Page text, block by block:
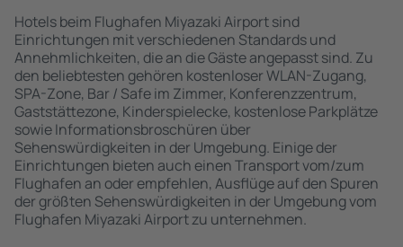
Hotels beim Flughafen Miyazaki Airport sind
Einrichtungen mit verschiedenen Standards und
Annehmlichkeiten, die an die Gäste angepasst sind. Zu
den beliebtesten gehören kostenloser WLAN-Zugang,
SPA-Zone, Bar / Safe im Zimmer, Konferenzzentrum,
Gaststättezone, Kinderspielecke, kostenlose Parkplätze
sowie Informationsbroschüren über
Sehenswürdigkeiten in der Umgebung. Einige der
Einrichtungen bieten auch einen Transport vom/zum
Flughafen an oder empfehlen, Ausflüge auf den Spuren
der größten Sehenswürdigkeiten in der Umgebung vom
Flughafen Miyazaki Airport zu unternehmen.